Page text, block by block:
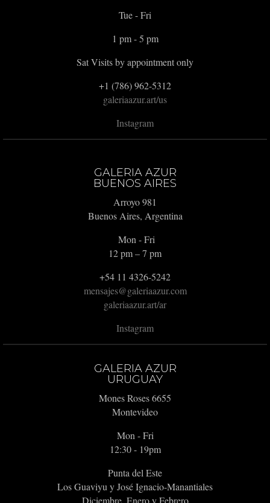
Tue - Fri
1 pm - 5 pm
Sat Visits by appointment only
+1 (786) 962-5312
galeriaazur.art/us
Instagram
GALERIA AZUR
BUENOS AIRES
Arroyo 981
Buenos Aires, Argentina
Mon - Fri
12 pm – 7 pm
+54 11 4326-5242
mensajes@galeriaazur.com
galeriaazur.art/ar
Instagram
GALERIA AZUR
URUGUAY
Mones Roses 6655
Montevideo
Mon - Fri
12:30 - 19pm
Punta del Este
Los Guaviyu y José Ignacio-Manantiales
Diciembre, Enero y Febrero